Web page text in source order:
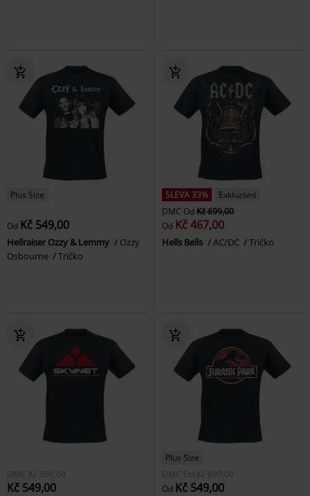
Plus Size
Od Kč 549,00
Hellraiser Ozzy & Lemmy
Ozzy
Osbourne
Tričko
SLEVA 33%
Exkluzivní
DMC Od Kč 699,00
Od Kč 467,00
Hells Bells AC/DC Tričko
DMC Kč 599,00
Kč 549,00
Plus Size
DMC Od Kč 699,00
Od Kč 549,00